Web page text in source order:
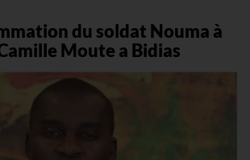
du soldat Nouma à
Moute a Bidias